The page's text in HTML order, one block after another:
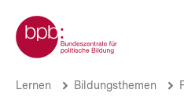
zum
Seiteninhalt
springen
Zur Startseite der bpb
DasBrotkrümelnavigation
Lernen Bildungsthemen